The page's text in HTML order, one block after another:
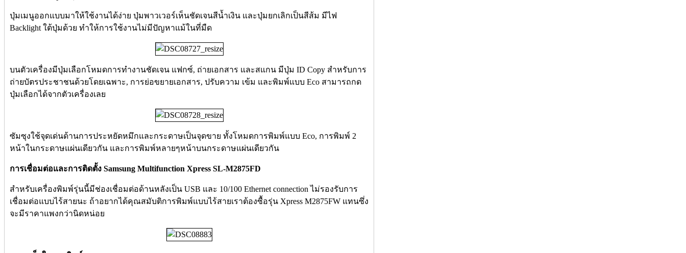
ปุ่มเมนูออกแบบมาให้ใช้งานได้ง่าย ปุ่มพาวเวอร์เห็นชัดเจนสีน้ำเงิน และปุ่มยกเลิกเป็นสีส้ม มีไฟ
Backlight ใต้ปุ่มด้วย ทำให้การใช้งานไม่มีปัญหาแม้ในที่มืด
บนตัวเครื่องมีปุ่มเลือกโหมดการทำงานชัดเจน แฟกซ์, ถ่ายเอกสาร และสแกน มีปุ่ม ID Copy สำหรับการ
ถ่ายบัตรประชาชนด้วยโดยเฉพาะ, การย่อขยายเอกสาร, ปรับความ เข้ม และพิมพ์แบบ Eco สามารถกด
ปุ่มเลือกได้จากตัวเครื่องเลย
ซัมซุงใช้จุดเด่นด้านการประหยัดหมึกและกระดาษเป็นจุดขาย ทั้งโหมดการพิมพ์แบบ Eco, การพิมพ์ 2
หน้าในกระดาษแผ่นเดียวกัน และการพิมพ์หลายๆหน้าบนกระดาษแผ่นเดียวกัน
การเชื่อมต่อและการติดตั้ง Samsung Multifunction Xpress SL-M2875FD
สำหรับเครื่องพิมพ์รุ่นนี้มีช่องเชื่อมต่อด้านหลังเป็น USB และ 10/100 Ethernet connection ไม่รองรับการ
เชื่อมต่อแบบไร้สายนะ ถ้าอยากได้คุณสมับติการพิมพ์แบบไร้สายเราต้องซื้อรุ่น Xpress M2875FW แทนซึ่ง
จะมีราคาแพงกว่านิดหน่อย